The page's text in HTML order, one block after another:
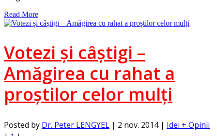
Read More
Votezi și câștigi –
Amăgirea cu rahat a
proștilor celor mulți
Posted by Dr. Peter LENGYEL | 2 nov. 2014| Idei + Opinii